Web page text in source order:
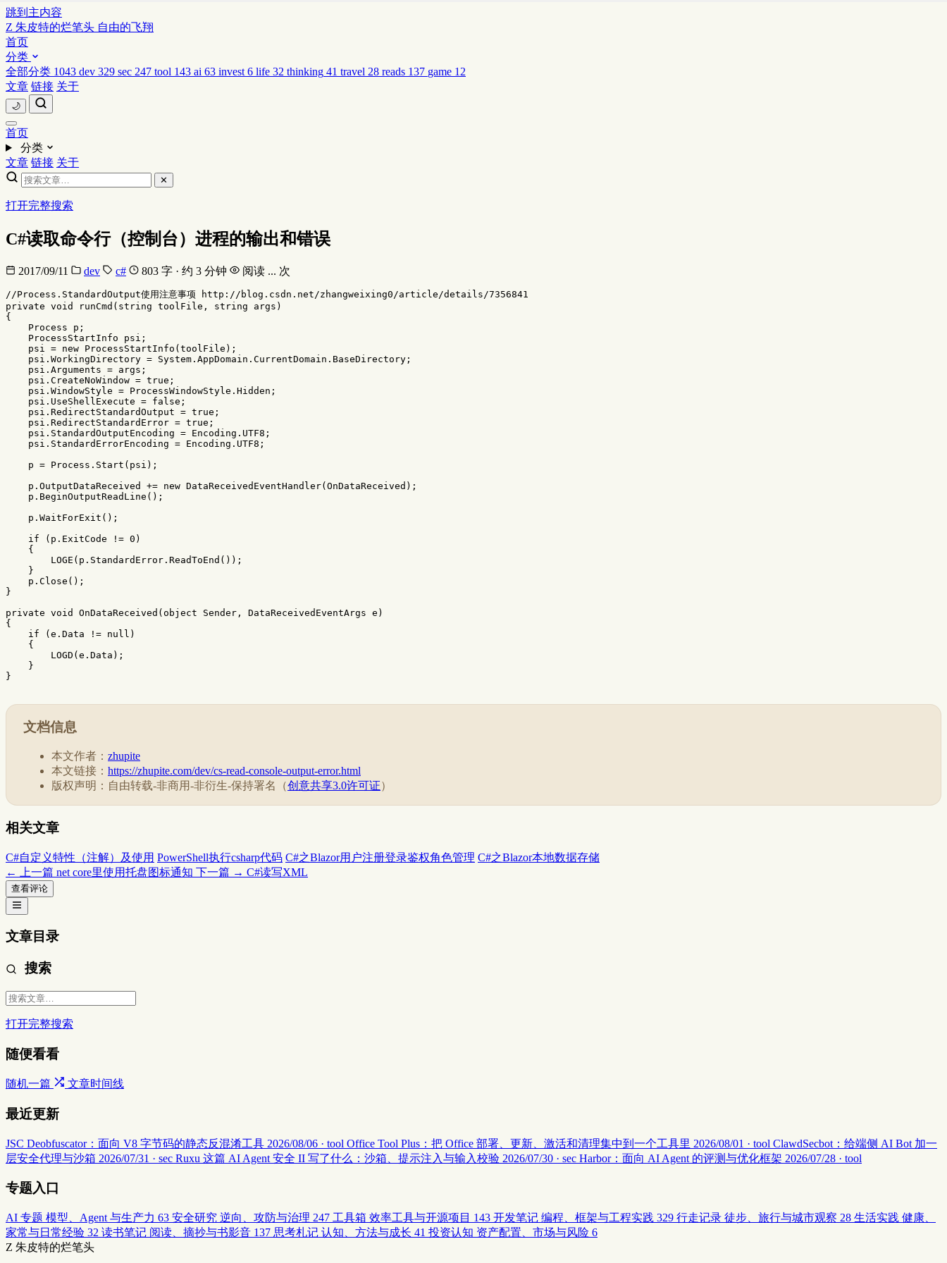
跳到主内容
Z 朱皮特的烂笔头 自由的飞翔
首页
分类
全部分类 1043 dev 329 sec 247 tool 143 ai 63 invest 6 life 32 thinking 41 travel 28 reads 137 game 12
文章 链接 关于
🌙
首页
分类
文章 链接 关于
✕
打开完整搜索
C#读取命令行（控制台）进程的输出和错误
2017/09/11 dev c# 803 字 · 约 3 分钟 阅读 ... 次
//Process.StandardOutput使用注意事项 http://blog.csdn.net/zhangweixing0/article/details/7356841
private void runCmd ( string toolFile , string args )
{
Process
p ;
ProcessStartInfo
psi ;
psi
= new ProcessStartInfo ( toolFile );
psi . WorkingDirectory = System . AppDomain . CurrentDomain . BaseDirectory ;
psi . Arguments = args ;
psi . CreateNoWindow = true ;
psi . WindowStyle = ProcessWindowStyle . Hidden ;
psi . UseShellExecute = false ;
psi . RedirectStandardOutput = true ;
psi . RedirectStandardError = true ;
psi . StandardOutputEncoding = Encoding . UTF8 ;
psi . StandardErrorEncoding = Encoding . UTF8 ;
p = Process . Start ( psi );
p . OutputDataReceived += new DataReceivedEventHandler( OnDataReceived );
p . BeginOutputReadLine ();
p . WaitForExit ();
if
( p . ExitCode != 0 )
{
LOGE ( p . StandardError . ReadToEnd ());
}
p . Close ();
}
private void OnDataReceived ( object Sender , DataReceivedEventArgs e )
{
if
( e . Data != null )
{
LOGD ( e . Data );
}
}
文档信息
本文作者： zhupite
本文链接： https://zhupite.com/dev/cs-read-console-output-error.html
版权声明：自由转载-非商用-非衍生-保持署名（创意共享3.0许可证）
相关文章
C#自定义特性（注解）及使用 PowerShell执行csharp代码 C#之Blazor用户注册登录鉴权角色管理 C#之Blazor本地数据存储
← 上一篇 net core里使用托盘图标通知 下一篇 → C#读写XML
查看评论
文章目录
搜索
打开完整搜索
随便看看
随机一篇 文章时间线
最近更新
JSC Deobfuscator：面向 V8 字节码的静态反混淆工具 2026/08/06 · tool Office Tool Plus：把 Office 部署、更新、激活和清理集中到一个工具里 2026/08/01 · tool ClawdSecbot：给端侧 AI Bot 加一
层安全代理与沙箱 2026/07/31 · sec Ruxu 这篇 AI Agent 安全 II 写了什么：沙箱、提示注入与输入校验 2026/07/30 · sec Harbor：面向 AI Agent 的评测与优化框架 2026/07/28 · tool
专题入口
AI 专题 模型、Agent 与生产力 63 安全研究 逆向、攻防与治理 247 工具箱 效率工具与开源项目 143 开发笔记 编程、框架与工程实践 329 行走记录 徒步、旅行与城市观察 28 生活实践 健康、
家常与日常经验 32 读书笔记 阅读、摘抄与书影音 137 思考札记 认知、方法与成长 41 投资认知 资产配置、市场与风险 6
Z 朱皮特的烂笔头